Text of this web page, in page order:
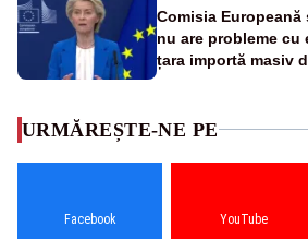
Comisia
nu are probleme cu
țara importă masiv
URMĂREȘTE-NE PE
Facebook YouTube